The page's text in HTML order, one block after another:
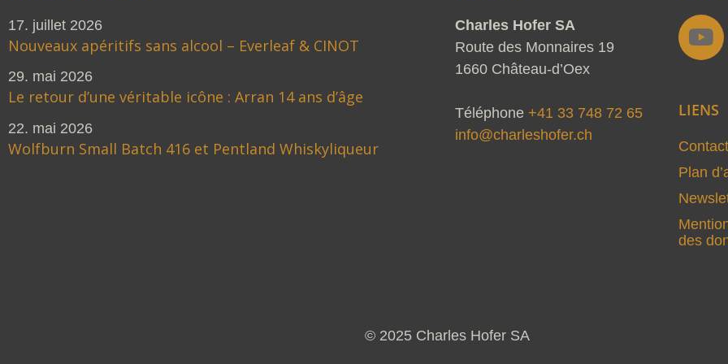
17. juillet 2026
Nouveaux apéritifs sans alcool – Everleaf & CINOT
29. mai 2026
Le retour d’une véritable icône : Arran 14 ans d’âge
22. mai 2026
Wolfburn Small Batch 416 et Pentland Whiskyliqueur
Charles Hofer SA
Route des Monnaires 19
1660 Château-d’Oex
Téléphone +41 33 748 72 65
info@charleshofer.ch
Y
o
u
b
LIENS
Contact
Plan
des
© 2025 Charles Hofer SA